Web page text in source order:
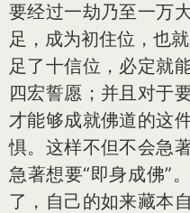
要经过一劫乃至一万
足，成为初住位，也
足了十信位，必定就
四宏誓愿；并且对于
才能够成就佛道的这
惧。这样不但不会急
急著想要“即身成佛”
了，自己的如来藏本